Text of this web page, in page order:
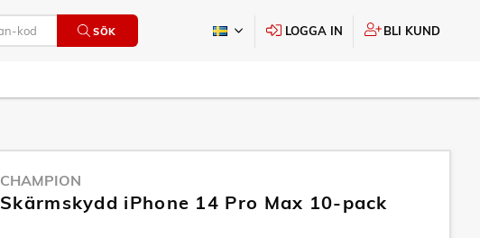
SÖK LOGGA IN BLI KUND
CHAMPION
Skärmskydd iPhone 14 Pro Max 10-pack